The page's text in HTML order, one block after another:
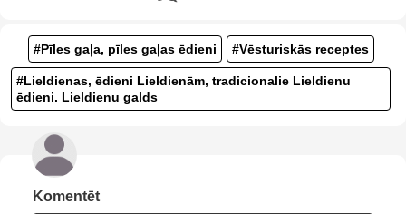
#Pīles gaļa, pīles gaļas ēdieni #Vēsturiskās receptes
#Lieldienas, ēdieni Lieldienām, tradicionalie Lieldienu
ēdieni. Lieldienu galds
Komentēt